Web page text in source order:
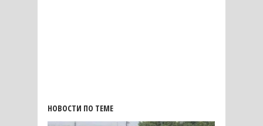
НОВОСТИ ПО ТЕМЕ